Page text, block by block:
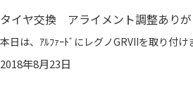
タイヤ交換 アライメント調整ありが
2018年8月23日